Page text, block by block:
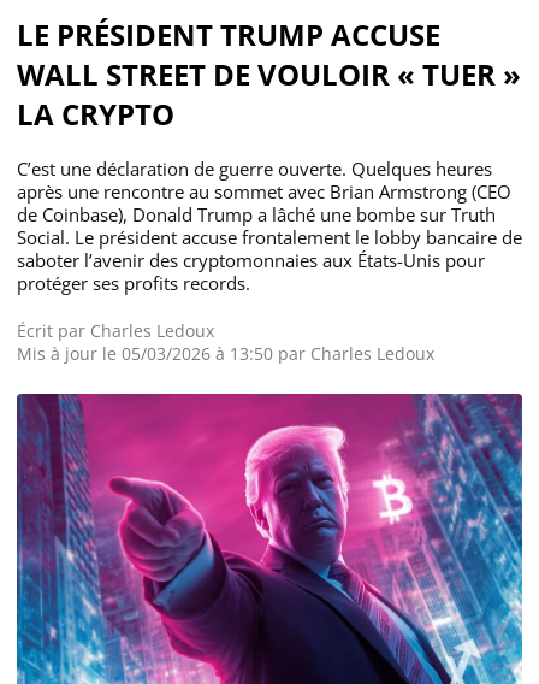
LE PRÉSIDENT TRUMP ACCUSE
WALL STREET DE VOULOIR « TUER »
LA CRYPTO
C’est une déclaration de guerre ouverte. Quelques heures
après une rencontre au sommet avec Brian Armstrong (CEO
de Coinbase), Donald Trump a lâché une bombe sur Truth
Social. Le président accuse frontalement le lobby bancaire de
saboter l’avenir des cryptomonnaies aux États-Unis pour
protéger ses profits records.
Écrit par Charles Ledoux
Mis à jour le 05/03/2026 à 13:50 par Charles Ledoux